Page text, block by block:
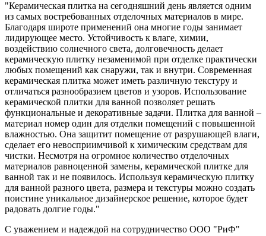
"Керамическая плитка на сегодняшний день является одним
из самых востребованных отделочных материалов в мире.
Благодаря широте применений она многие годы занимает
лидирующее место. Устойчивость к влаге, химии,
воздействию солнечного света, долговечность делает
керамическую плитку незаменимой при отделке практически
любых помещений как снаружи, так и внутри. Современная
керамическая плитка может иметь различную текстуру и
отличаться разнообразием цветов и узоров. Использование
керамической плитки для ванной позволяет решать
функциональные и декоративные задачи. Плитка для ванной –
материал номер один для отделки помещений с повышенной
влажностью. Она защитит помещение от разрушающей влаги,
сделает его невосприимчивой к химическим средствам для
чистки. Несмотря на огромное количество отделочных
материалов равноценной замены, керамической плитке для
ванной так и не появилось. Используя керамическую плитку
для ванной разного цвета, размера и текстуры можно создать
поистине уникальное дизайнерское решение, которое будет
радовать долгие годы."
С уважением и надеждой на сотрудничество ООО "РиФ"